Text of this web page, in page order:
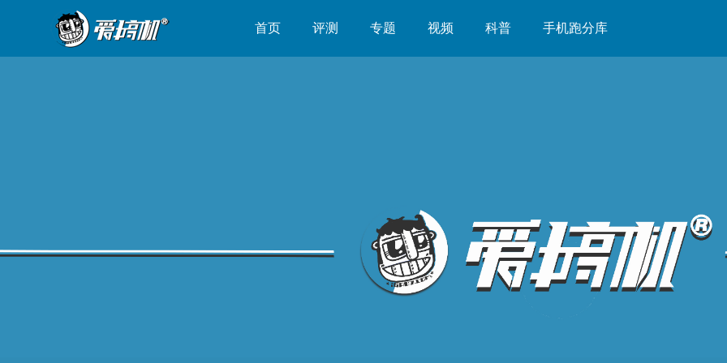
首页 评测 专题 视频 科普 手机跑分库